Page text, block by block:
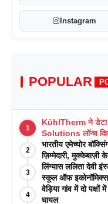
Instagram
POPULAR
1
KühlTherm ने
Solutions लॉन्च
2
भारतीय एमेच्योर
ज़िम्मेदारी, मुक्केबाज़ी
3
लिंग्यास ललिता देवी
स्कूल ऑफ इकोनॉमिक्स,
पत्रिकाओं में प्रकाशन
आयोजन किया
4
वेड़िया गांव में दो
घायल